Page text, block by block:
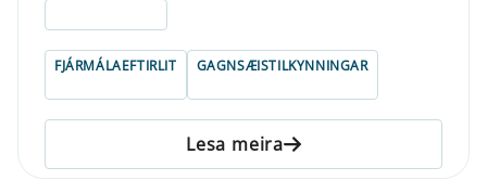
FJÁRMÁLAEFTIRLIT GAGNSÆISTILKYNNINGAR
Lesa meira